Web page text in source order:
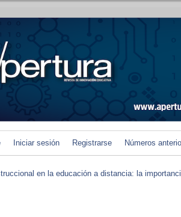
Iniciar sesión Registrarse Números
en la educación a distancia: la